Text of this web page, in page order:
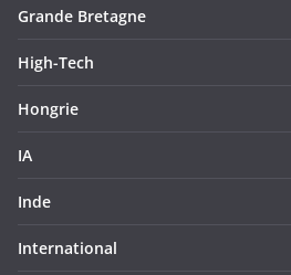
Grande Bretagne
High-Tech
Hongrie
IA
Inde
International